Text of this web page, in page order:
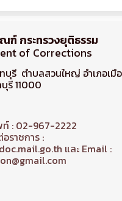
ฑ์ กระทรวงยุติธรรม
of Corrections
บุรี ตำบลสวนใหญ่ อำเภอเมื
รี 11000
ท์ : 02-967-2222
ราชการ :
และ Email :